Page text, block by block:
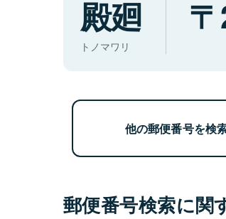
殿廻
トノマワリ
他の郵便番号を検
郵便番号検索に関